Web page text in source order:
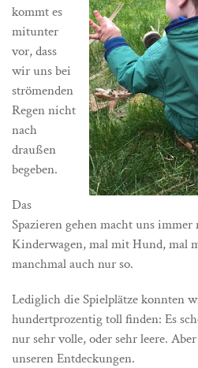
kommt es
mitunter
vor, dass
wir uns bei
strömenden
Regen nicht
nach
draußen
begeben.
Das
Spazieren gehen macht uns
Kinderwagen, mal mit Hund, mal
manchmal auch nur so.
Lediglich die Spielplätze konnten
hundertprozentig toll finden: Es
nur sehr volle, oder sehr leere.
unseren Entdeckungen.